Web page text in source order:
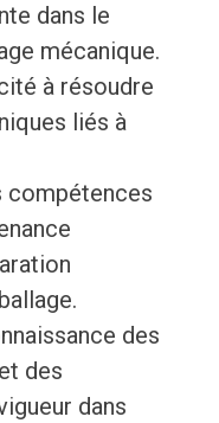
dans le
mécanique.
à résoudre
liés à
compétences
des
des
dans